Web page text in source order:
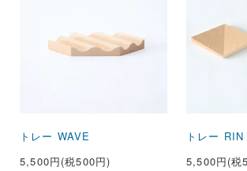
トレー WAVE
5,500円(税500円)
トレー
5,500円(税